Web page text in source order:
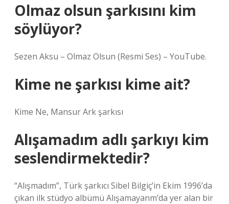
Olmaz olsun şarkısını kim
söylüyor?
Sezen Aksu – Olmaz Olsun (Resmi Ses) – YouTube.
Kime ne şarkısı kime ait?
Kime Ne, Mansur Ark şarkısı
Alışamadım adlı şarkıyı kim
seslendirmektedir?
“Alışmadım”, Türk şarkıcı Sibel Bilgiç’in Ekim 1996’da
çıkan ilk stüdyo albümü Alışamayanm’da yer alan bir